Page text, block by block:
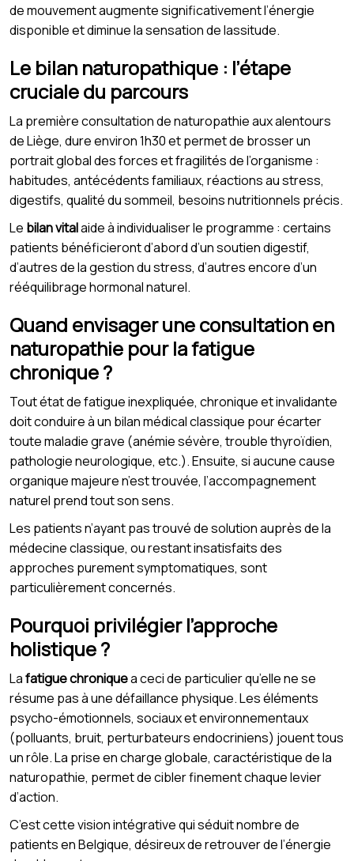
de mouvement augmente significativement l’énergie
disponible et diminue la sensation de lassitude.
Le bilan naturopathique : l’étape
cruciale du parcours
La première consultation de naturopathie aux alentours
de Liège, dure environ 1h30 et permet de brosser un
portrait global des forces et fragilités de l’organisme :
habitudes, antécédents familiaux, réactions au stress,
digestifs, qualité du sommeil, besoins nutritionnels précis.
Le bilan vitalaide à individualiser le programme : certains
patients bénéficieront d’abord d’un soutien digestif,
d’autres de la gestion du stress, d’autres encore d’un
rééquilibrage hormonal naturel.
Quand envisager une consultation en
naturopathie pour la fatigue
chronique ?
Tout état de fatigue inexpliquée, chronique et invalidante
doit conduire à un bilan médical classique pour écarter
toute maladie grave (anémie sévère, trouble thyroïdien,
pathologie neurologique, etc.). Ensuite, si aucune cause
organique majeure n’est trouvée, l’accompagnement
naturel prend tout son sens.
Les patients n’ayant pas trouvé de solution auprès de la
médecine classique, ou restant insatisfaits des
approches purement symptomatiques, sont
particulièrement concernés.
Pourquoi privilégier l’approche
holistique ?
Lafatigue chroniquea ceci de particulier qu’elle ne se
résume pas à une défaillance physique. Les éléments
psycho-émotionnels, sociaux et environnementaux
(polluants, bruit, perturbateurs endocriniens) jouent tous
un rôle. La prise en charge globale, caractéristique de la
naturopathie, permet de cibler finement chaque levier
d’action.
C’est cette vision intégrative qui séduit nombre de
patients en Belgique, désireux de retrouver de l’énergie